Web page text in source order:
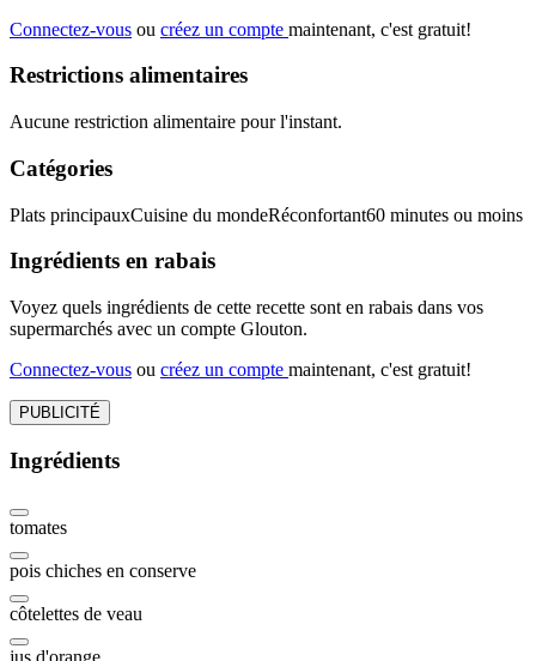
Connectez-vous ou créez un compte maintenant, c'est gratuit!
Restrictions alimentaires
Aucune restriction alimentaire pour l'instant.
Catégories
Plats principauxCuisine du mondeRéconfortant60 minutes ou moins
Ingrédients en rabais
Voyez quels ingrédients de cette recette sont en rabais dans vos
supermarchés avec un compte Glouton.
Connectez-vous ou créez un compte maintenant, c'est gratuit!
PUBLICITÉ
Ingrédients
tomates
pois chiches en conserve
côtelettes de veau